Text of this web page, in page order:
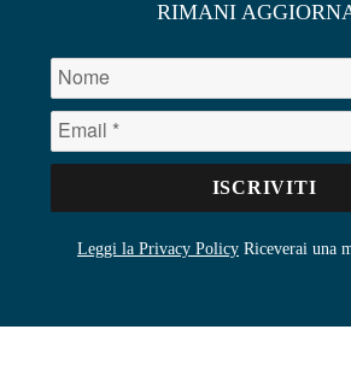
RIMANI
Leggi la Privacy Policy Riceverai una